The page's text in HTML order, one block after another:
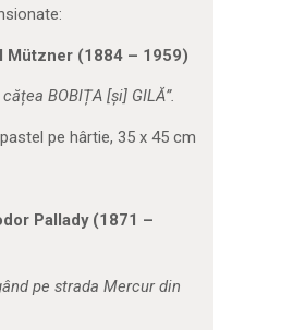
Mützner (1884 – 1959)
cățea BOBIȚA [și] GILĂ”.
pe hârtie, 35 x 45 cm
Pallady (1871 –
pe strada Mercur din